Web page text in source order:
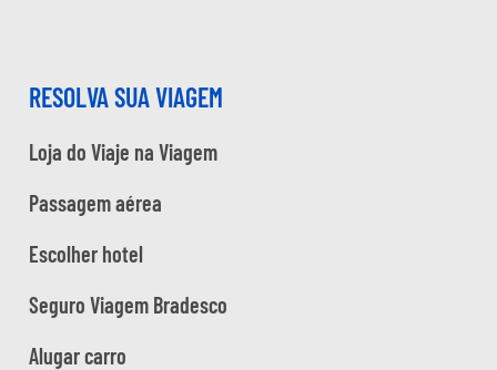
RESOLVA SUA VIAGEM
Loja do Viaje na Viagem
Passagem aérea
Escolher hotel
Seguro Viagem Bradesco
Alugar carro